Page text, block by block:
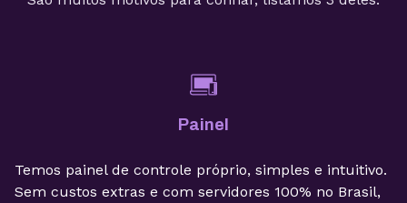
Painel
Temos painel de controle próprio, simples e intuitivo.
Sem custos extras e com servidores 100% no Brasil,